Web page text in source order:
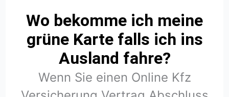
Wo bekomme ich meine
grüne Karte falls ich ins
Ausland fahre?
Wenn Sie einen Online Kfz